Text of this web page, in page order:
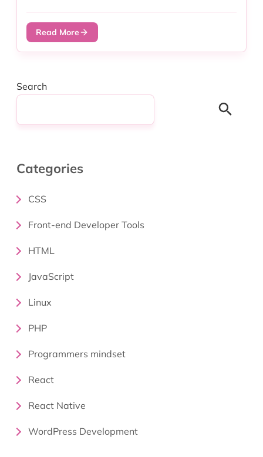
Read More
Search
Search
Categories
CSS
Front-end Developer Tools
HTML
JavaScript
Linux
PHP
Programmers mindset
React
React Native
WordPress Development